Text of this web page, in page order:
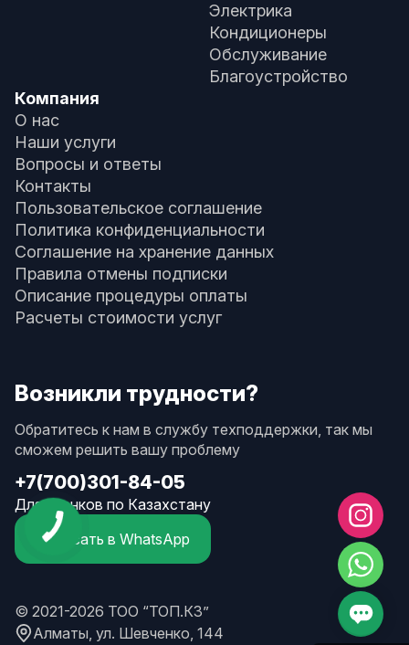
Электрика
Кондиционеры
Обслуживание
Благоустройство
Компания
О нас
Наши услуги
Вопросы и ответы
Контакты
Пользовательское соглашение
Политика конфиденциальности
Соглашение на хранение данных
Правила отмены подписки
Описание процедуры оплаты
Расчеты стоимости услуг
Возникли трудности?
Обратитесь к нам в службу техподдержки, так мы
сможем решить вашу проблему
+7(700)301-84-05
Для звонков по Казахстану
Написать в WhatsApp
© 2021-2026 ТОО “ТОП.КЗ”
Алматы, ул. Шевченко, 144